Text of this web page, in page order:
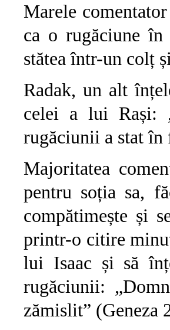
Marele
ca o rugăciune în
stătea într-un colț
Radak, un alt
celei a lui Rași:
rugăciunii a stat în
Majoritatea
pentru soția sa,
compătimește și
printr-o citire
lui Isaac și să
rugăciunii:
zămislit” (Geneza